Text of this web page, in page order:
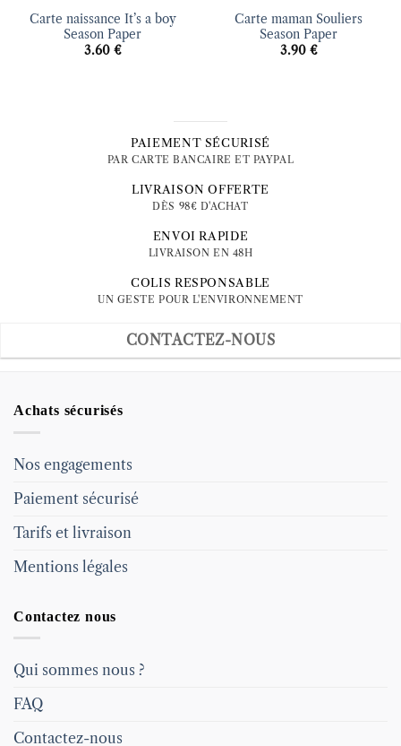
Carte naissance It’s a boy
Season Paper
3.60 €
Carte maman Souliers
Season Paper
3.90 €
PAIEMENT SÉCURISÉ
PAR CARTE BANCAIRE ET PAYPAL
LIVRAISON OFFERTE
DÈS 98€ D'ACHAT
ENVOI RAPIDE
LIVRAISON EN 48H
COLIS RESPONSABLE
UN GESTE POUR L'ENVIRONNEMENT
CONTACTEZ-NOUS
Achats sécurisés
Nos engagements
Paiement sécurisé
Tarifs et livraison
Mentions légales
Contactez nous
Qui sommes nous ?
FAQ
Contactez-nous